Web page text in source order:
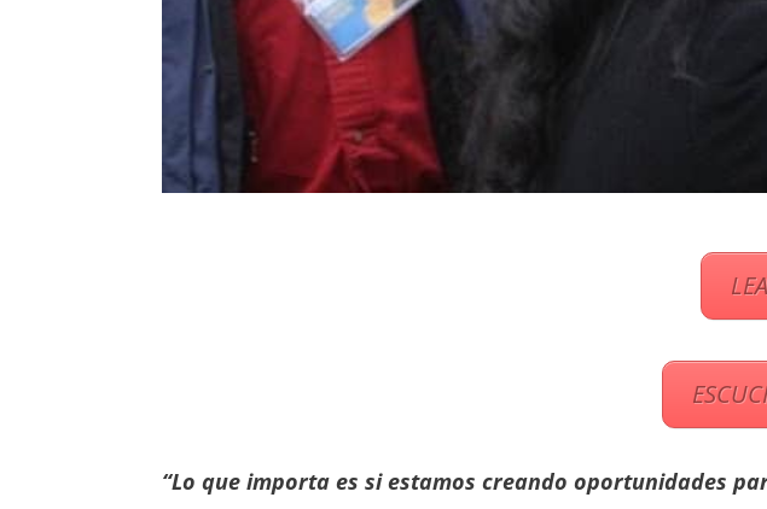
“Lo que importa es si estamos creando oportunidades